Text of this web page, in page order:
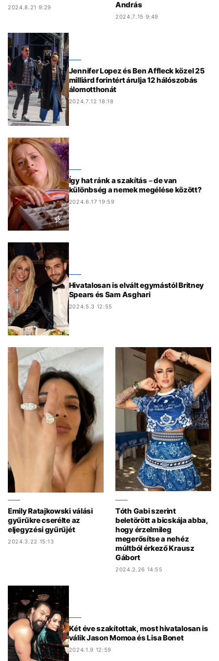
2024.8.21 9:29 András
2024.7.15 9:49
Jennifer Lopez és Ben Affleck közel 25
milliárd forintért árulja 12 hálószobás
álomotthonát
2024.7.12 18:18
Így hat ránk a szakítás – de van
különbség a nemek megélése között?
2024.6.17 19:59
Hivatalosan is elvált egymástól Britney
Spears és Sam Asghari
2024.5.3 12:55
Emily Ratajkowski válási
gyűrűkre cserélte az
eljegyzési gyűrűjét
2024.3.22 15:13
Tóth Gabi szerint
beletörött a bicskája abba,
hogy érzelmileg
megerősítse a nehéz
múltból érkező Krausz
Gábort
2024.2.26 14:55
Két éve szakítottak, most hivatalosan is
válik Jason Momoa és Lisa Bonet
2024.1.9 12:59